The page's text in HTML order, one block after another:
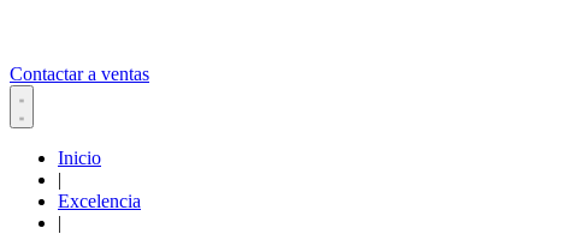
Contactar a ventas
Inicio
|
Excelencia
|